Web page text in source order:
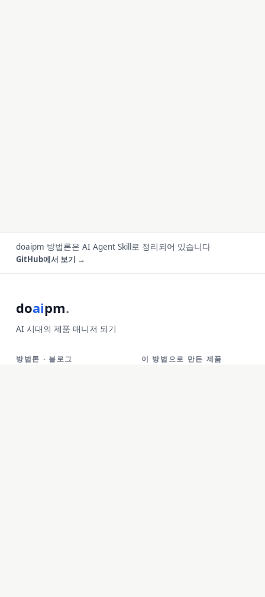
doaipm 방법론은 AI Agent Skill로 정리되어 있습니다
GitHub에서 보기 →
doaipm.
AI 시대의 제품 매니저 되기
방법론 · 블로그 이 방법으로 만든 제품